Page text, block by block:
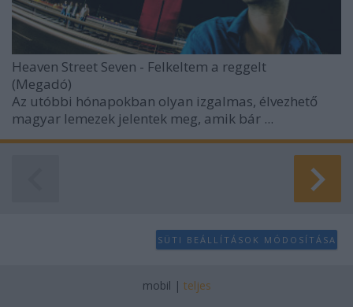
Heaven Street Seven - Felkeltem a reggelt
(Megadó)
Az utóbbi hónapokban olyan izgalmas, élvezhető
magyar lemezek jelentek meg, amik bár ...
SÜTI BEÁLLÍTÁSOK MÓDOSÍTÁSA
mobil | teljes